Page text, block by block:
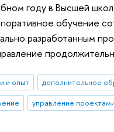
году в Высшей
обучение
разработанным
и опыт дополнительное
управление проектами